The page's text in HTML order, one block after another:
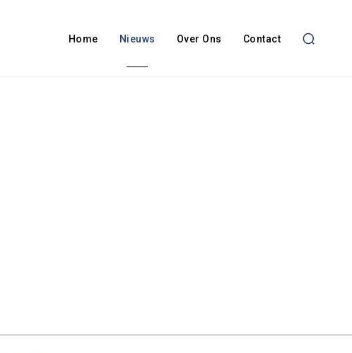
Home Nieuws Over Ons Contact